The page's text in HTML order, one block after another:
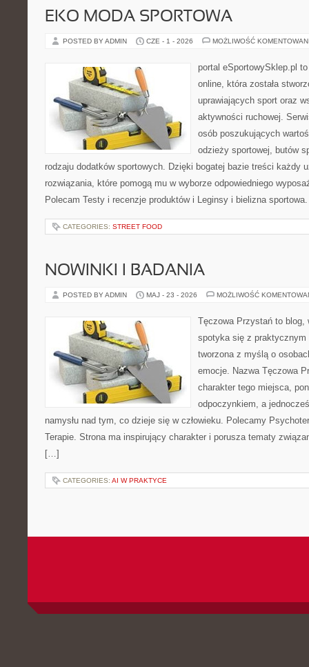
EKO MODA SPORTOWA
POSTED BY ADMIN CZE - 1 - 2026 MOŻLIWOŚĆ
portal eSportowySklep.pl
online, która została
uprawiających sport oraz
aktywności ruchowej.
osób poszukujących
odzieży sportowej, butów
rodzaju dodatków sportowych. Dzięki bogatej bazie treści każdy
rozwiązania, które pomogą mu w wyborze odpowiedniego
Polecam Testy i recenzje produktów i Leginsy i bielizna
CATEGORIES: STREET FOOD
NOWINKI I BADANIA
POSTED BY ADMIN MAJ - 23 - 2026 MOŻLIWOŚĆ
Tęczowa Przystań to
spotyka się z praktycznym
tworzona z myślą o
emocje. Nazwa Tęczowa
charakter tego miejsca,
odpoczynkiem, a
namysłu nad tym, co dzieje się w człowieku. Polecamy
Terapie. Strona ma inspirujący charakter i porusza tematy
[…]
CATEGORIES: AI W PRAKTYCE